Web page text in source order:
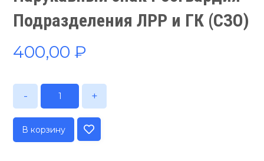
Подразделения ЛРР и ГК (СЗО)
400,00₽
- +
В корзину